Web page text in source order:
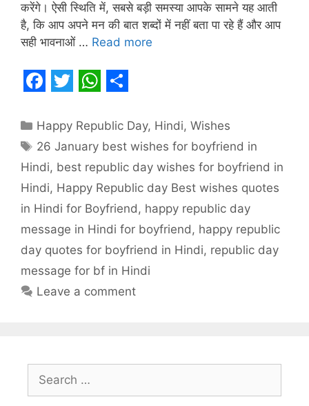
करेंगे। ऐसी स्थिति में, सबसे बड़ी समस्या आपके सामने यह आती
है, कि आप अपने मन की बात शब्दों में नहीं बता पा रहे हैं और आप
सही भावनाओं … Read more
a
c
e
b
o
o
k
w
i
t
t
e
r
h
a
t
s
A
p
p
h
a
r
e
Categories
Happy Republic Day, Hindi,Wishes
Tags
26 January best wishes for boyfriend in
Hindi, best republic day wishes for boyfriend in
Hindi, Happy Republic day Best wishes quotes
in Hindi for Boyfriend, happy republic day
message in Hindi for boyfriend, happy republic
day quotes for boyfriend in Hindi, republic day
message for bf in Hindi
Leave a comment
Search
for: